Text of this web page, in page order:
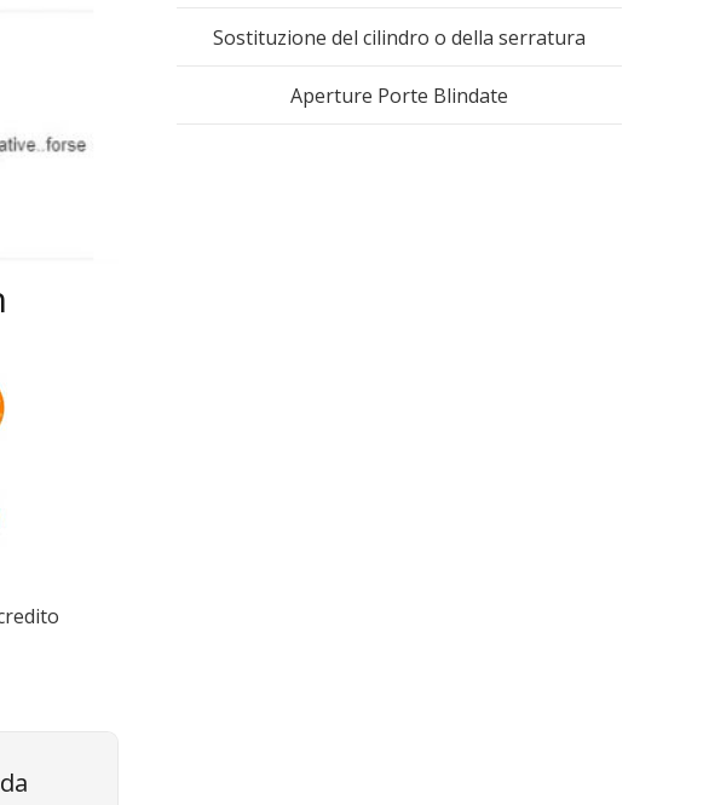
Sostituzione del cilindro o della serratura
Aperture Porte Blindate